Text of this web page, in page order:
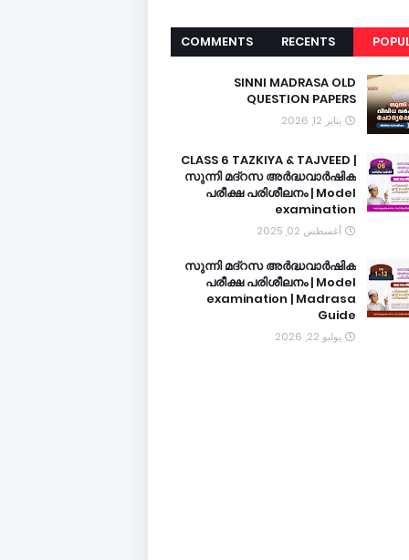
RECENTS
COMMENTS
SINNI MADRASA OLD
QUESTION PAPERS
يناير 12, 2026
CLASS 6 TAZKIYA & TAJVEED |
സുന്നി മദ്റസ അർദ്ധവാർഷിക
പരീക്ഷ പരിശീലനം | Model
examination
أغسطس 02, 2025
സുന്നി മദ്റസ അർദ്ധവാർഷിക
പരീക്ഷ പരിശീലനം | Model
examination | Madrasa
Guide
يوليو 22, 2026